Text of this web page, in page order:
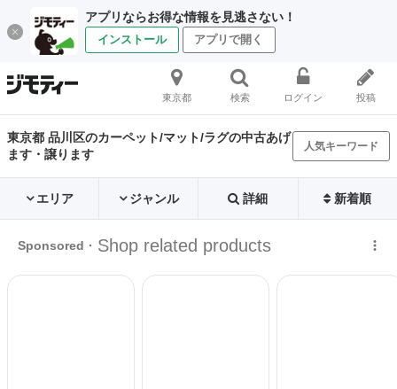
アプリならお得な情報を見逃さない！
インストール アプリで開く
東京都 検索 ログイン 投稿
東京都 品川区のカーペット/マット/ラグの中古あげ
ます・譲ります
人気キーワード
エリア ジャンル 詳細 新着順